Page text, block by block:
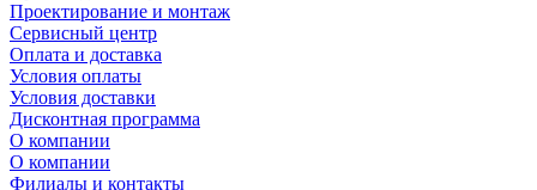
Проектирование и монтаж
Сервисный центр
Оплата и доставка
Условия оплаты
Условия доставки
Дисконтная программа
О компании
О компании
Филиалы и контакты